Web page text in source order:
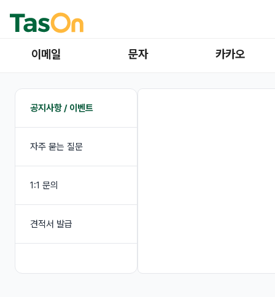
이메일 문자 카카오
공지사항 / 이벤트
자주 묻는 질문
1:1 문의
견적서 발급